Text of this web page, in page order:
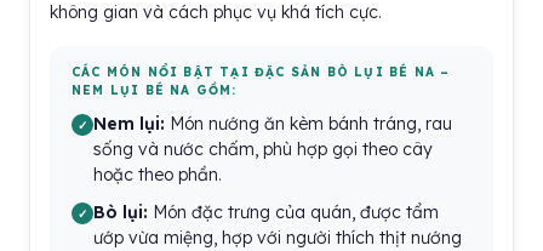
không gian và cách phục vụ khá tích cực.
CÁC MÓN NỔI BẬT TẠI ĐẶC SẢN BÒ LỤI BÉ NA –
NEM LỤI BÉ NA GỒM:
Nem lụi: Món nướng ăn kèm bánh tráng, rau
sống và nước chấm, phù hợp gọi theo cây
hoặc theo phần.
Bò lụi: Món đặc trưng của quán, được tẩm
ướp vừa miệng, hợp với người thích thịt nướng